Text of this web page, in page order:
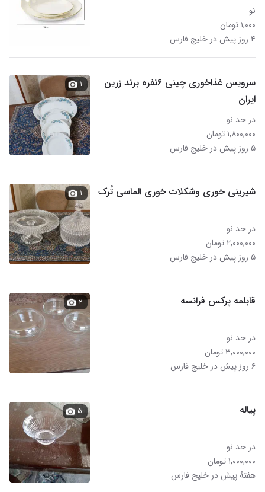
نو
۱,۰۰۰ تومان
۴ روز پیش در خلیج فارس
سرویس غذاخوری چینی ۶نفره برند زرین
ایران
در حد نو
۱,۸۰۰,۰۰۰ تومان
۵ روز پیش در خلیج فارس
۱
شیرینی خوری وشکلات خوری الماسی تُرک
در حد نو
۲,۰۰۰,۰۰۰ تومان
۵ روز پیش در خلیج فارس
۱
قابلمه پرکس فرانسه
در حد نو
۳,۰۰۰,۰۰۰ تومان
۶ روز پیش در خلیج فارس
۲
پیاله
در حد نو
۱,۰۰۰,۰۰۰ تومان
هفتهٔ پیش در خلیج فارس
۵